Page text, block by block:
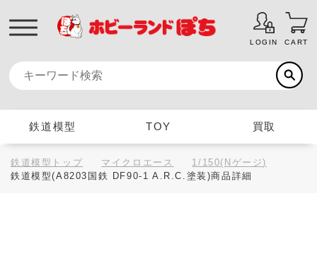
LOGIN CART
鉄道模型 TOY 買取
鉄道模型トップ マイクロエース
1/150(Nゲージ)
鉄道模型(A8203国鉄 DF90-1 A.R.C.塗装)商品詳細